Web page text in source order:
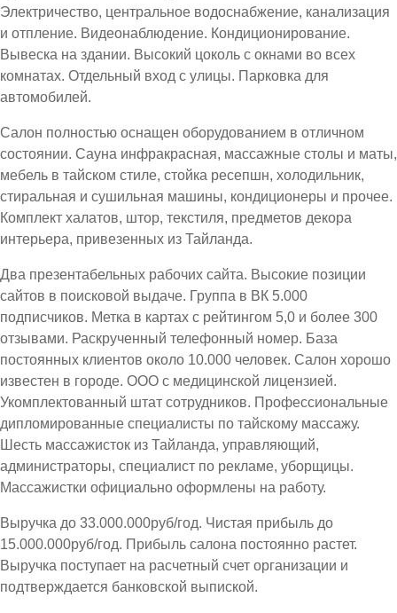
Электричество, центральное водоснабжение, канализация
и отпление. Видеонаблюдение. Кондиционирование.
Вывеска на здании. Высокий цоколь с окнами во всех
комнатах. Отдельный вход с улицы. Парковка для
автомобилей.
Салон полностью оснащен оборудованием в отличном
состоянии. Сауна инфракрасная, массажные столы и маты,
мебель в тайском стиле, стойка ресепшн, холодильник,
стиральная и сушильная машины, кондиционеры и прочее.
Комплект халатов, штор, текстиля, предметов декора
интерьера, привезенных из Тайланда.
Два презентабельных рабочих сайта. Высокие позиции
сайтов в поисковой выдаче. Группа в ВК 5.000
подписчиков. Метка в картах с рейтингом 5,0 и более 300
отзывами. Раскрученный телефонный номер. База
постоянных клиентов около 10.000 человек. Салон хорошо
известен в городе. ООО с медицинской лицензией.
Укомплектованный штат сотрудников. Профессиональные
дипломированные специалисты по тайскому массажу.
Шесть массажисток из Тайланда, управляющий,
администраторы, специалист по рекламе, уборщицы.
Массажистки официально оформлены на работу.
Выручка до 33.000.000руб/год. Чистая прибыль до
15.000.000руб/год. Прибыль салона постоянно растет.
Выручка поступает на расчетный счет организации и
подтверждается банковской выпиской.